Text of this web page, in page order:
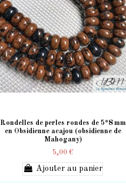
Rondelles de perles rondes de 5*8 mm
en Obsidienne acajou (obsidienne de
Mahogany)
5,00 €
Ajouter au panier